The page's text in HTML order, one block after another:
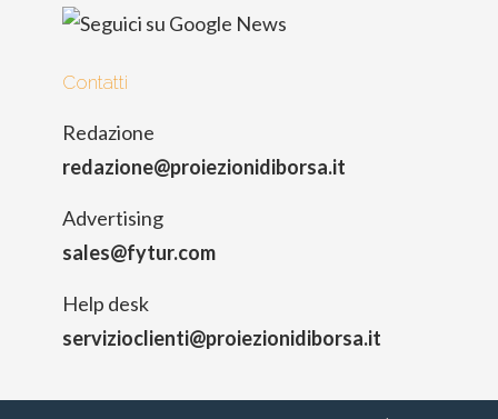
Contatti
Redazione
redazione@proiezionidiborsa.it
Advertising
sales@fytur.com
Help desk
servizioclienti@proiezionidiborsa.it